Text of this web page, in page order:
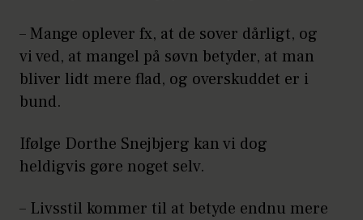
– Mange oplever fx, at de sover dårligt, og
vi ved, at mangel på søvn betyder, at man
bliver lidt mere flad, og overskuddet er i
bund.
Ifølge Dorthe Snejbjerg kan vi dog
heldigvis gøre noget selv.
– Livsstil kommer til at betyde endnu mere